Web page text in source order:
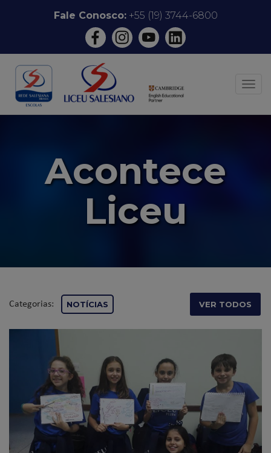
conteúdo
Fale Conosco:+55 (19) 3744-6800
Acontece
Liceu
Categorias: NOTÍCIAS VER TODOS